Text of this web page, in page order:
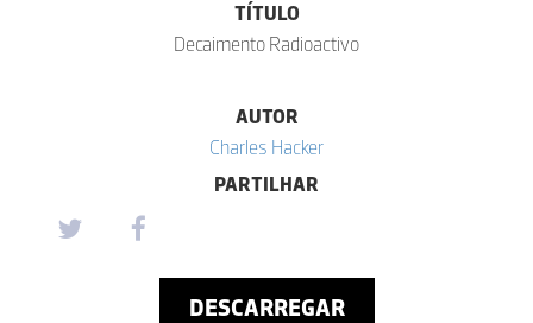
TÍTULO
Decaimento Radioactivo
AUTOR
Charles Hacker
PARTILHAR
DESCARREGAR